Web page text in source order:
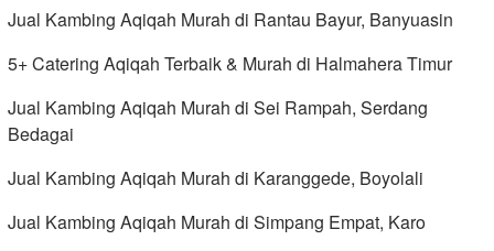
Jual Kambing Aqiqah Murah di Rantau Bayur, Banyuasin
5+ Catering Aqiqah Terbaik & Murah di Halmahera Timur
Jual Kambing Aqiqah Murah di Sei Rampah, Serdang
Bedagai
Jual Kambing Aqiqah Murah di Karanggede, Boyolali
Jual Kambing Aqiqah Murah di Simpang Empat, Karo